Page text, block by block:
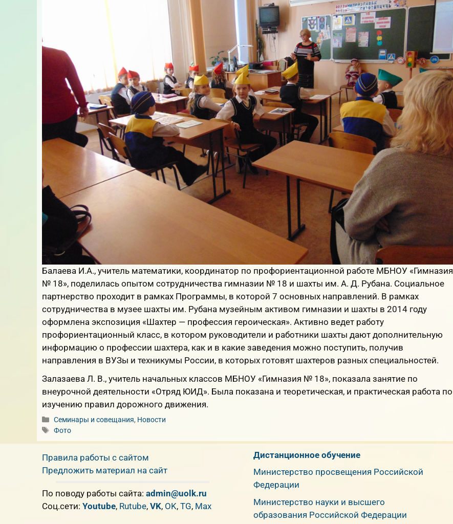
Балаева И.А., учитель математики, координатор по профориентационной работе МБНОУ «Гимназия
№ 18», поделилась опытом сотрудничества гимназии № 18 и шахты им. А. Д. Рубана. Социальное
партнерство проходит в рамках Программы, в которой 7 основных направлений. В рамках
сотрудничества в музее шахты им. Рубана музейным активом гимназии и шахты в 2014 году
оформлена экспозиция «Шахтер — профессия героическая». Активно ведет работу
профориентационный класс, в котором руководители и работники шахты дают дополнительную
информацию о профессии шахтера, как и в какие заведения можно поступить, получив
направления в ВУЗы и техникумы России, в которых готовят шахтеров разных специальностей.
Залазаева Л. В., учитель начальных классов МБНОУ «Гимназия № 18», показала занятие по
внеурочной деятельности «Отряд ЮИД». Была показана и теоретическая, и практическая работа по
изучению правил дорожного движения.
Рубрики
Семинары и совещания, Новости
Метки
Фото
Правила работы с сайтом
Предложить материал на сайт
По поводу работы сайта: admin@uolk.ru
Cоц.сети: Youtube, Rutube, VK, OK, TG, Max
Дистанционное обучение
Министерство просвещения Российской
Федерации
Министерство науки и высшего
образования Российской Федерации